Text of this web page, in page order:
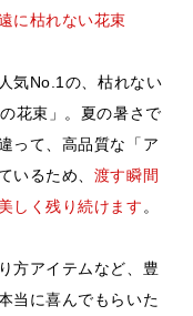
に枯れない花束
気No.1の、枯れない
花束」。夏の暑さで
って、高品質な「ア
いるため、 渡す瞬間
しく残り続けます 。
方アイテムなど、豊
当に喜んでもらいた